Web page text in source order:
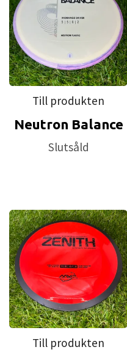
Till produkten
Neutron Balance
Slutsåld
Till produkten